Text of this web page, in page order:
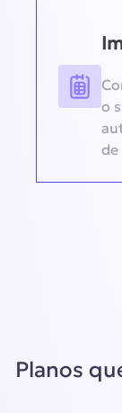
o
de
Planos